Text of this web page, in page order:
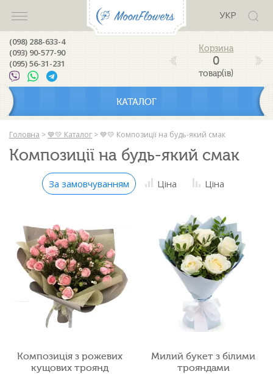
УКР
(098) 288-633-4
(093) 90-577-90
(095) 56-31-231
0
товар(ів)
КАТАЛОГ
Головна > 💙💛 Каталог > 💙💛 Композиції на будь-який смак
Композиції на будь-який смак
За замовчуванням Ціна Ціна
Композиція з рожевих
кущових троянд
Милий букет з білими
трояндами